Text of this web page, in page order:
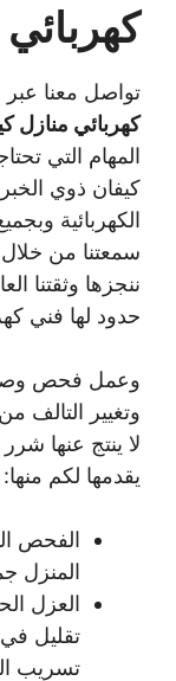
تواصل معنا
كهربائي منازل
المهام التي
كيفان ذوي
الكهربائية
سمعتنا من
ننجزها وثقتنا
حدود لها فني
وعمل فحص
وتغيير التالف
لا ينتج عنها
يقدمها لكم منها:
الفحص
المنزل
العزل
تقليل في
تسريب